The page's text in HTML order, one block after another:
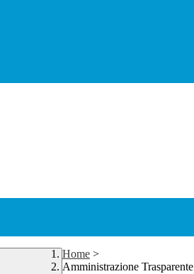
Home >
Amministrazione Trasparente